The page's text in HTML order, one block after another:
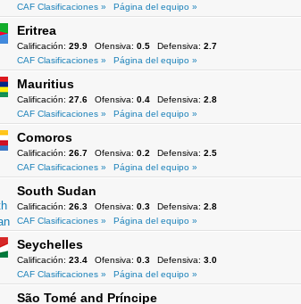
CAF Clasificaciones »
Página del equipo »
Eritrea
Calificación: 29.9 Ofensiva: 0.5 Defensiva: 2.7
CAF Clasificaciones »
Página del equipo »
Mauritius
Calificación: 27.6 Ofensiva: 0.4 Defensiva: 2.8
CAF Clasificaciones »
Página del equipo »
Comoros
Calificación: 26.7 Ofensiva: 0.2 Defensiva: 2.5
CAF Clasificaciones »
Página del equipo »
South Sudan
Calificación: 26.3 Ofensiva: 0.3 Defensiva: 2.8
CAF Clasificaciones »
Página del equipo »
Seychelles
Calificación: 23.4 Ofensiva: 0.3 Defensiva: 3.0
CAF Clasificaciones »
Página del equipo »
São Tomé and Príncipe